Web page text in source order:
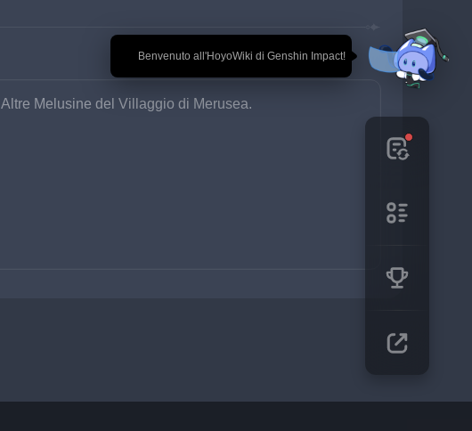
🎉 Benvenuto all'HoyoWiki di Genshin Impact!
Altre Melusine del Villaggio di Merusea.